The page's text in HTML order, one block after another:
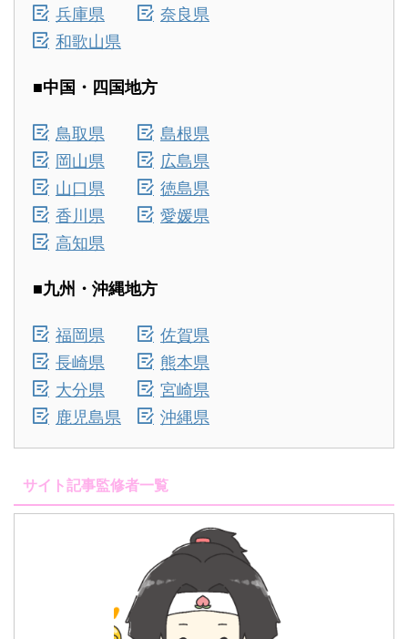
兵庫県
奈良県
和歌山県
■中国・四国地方
鳥取県
島根県
岡山県
広島県
山口県
徳島県
香川県
愛媛県
高知県
■九州・沖縄地方
福岡県
佐賀県
長崎県
熊本県
大分県
宮崎県
鹿児島県
沖縄県
サイト記事監修者一覧